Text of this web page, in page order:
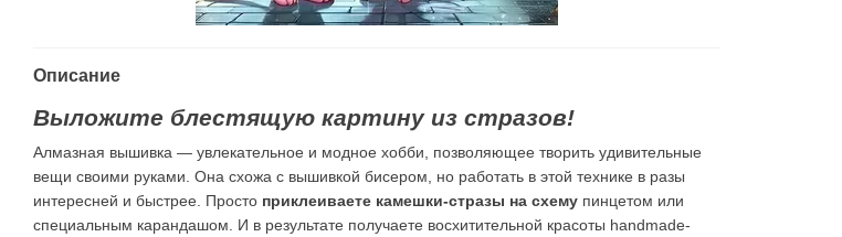
Описание
Выложите блестящую картину из стразов!
Алмазная вышивка — увлекательное и модное хобби, позволяющее творить удивительные
вещи своими руками. Она схожа с вышивкой бисером, но работать в этой технике в разы
интересней и быстрее. Просто приклеиваете камешки-стразы на схему пинцетом или
специальным карандашом. И в результате получаете восхитительной красоты handmade-